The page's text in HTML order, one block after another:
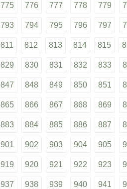
775 776 777 778 779
793 794 795 796 797
811 812 813 814 815
829 830 831 832 833
847 848 849 850 851
865 866 867 868 869
883 884 885 886 887
901 902 903 904 905
919 920 921 922 923
937 938 939 940 941